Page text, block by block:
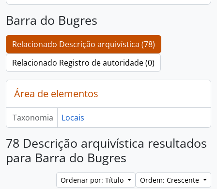
Barra do Bugres
Relacionado Descrição arquivística (78)
Relacionado Registro de autoridade (0)
Área de elementos
Taxonomia Locais
78 Descrição arquivística resultados
para Barra do Bugres
Ordenar por: Título Ordem: Crescente